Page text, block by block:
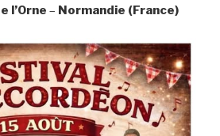
l’Orne – Normandie (France)